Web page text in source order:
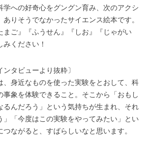
への好奇心をグングン育み、次のアクシ
ありそうでなかったサイエンス絵本です。
まご』『ふうせん』『しお』『じゃがい
ください！
ンタビューより抜粋〕
、身近なものを使った実験をとおして、科
事象を体験できること。そこから「おもし
るんだろう」という気持ちが生まれ、それ
」「今度はこの実験をやってみたい」とい
ながると、すばらしいなと思います。